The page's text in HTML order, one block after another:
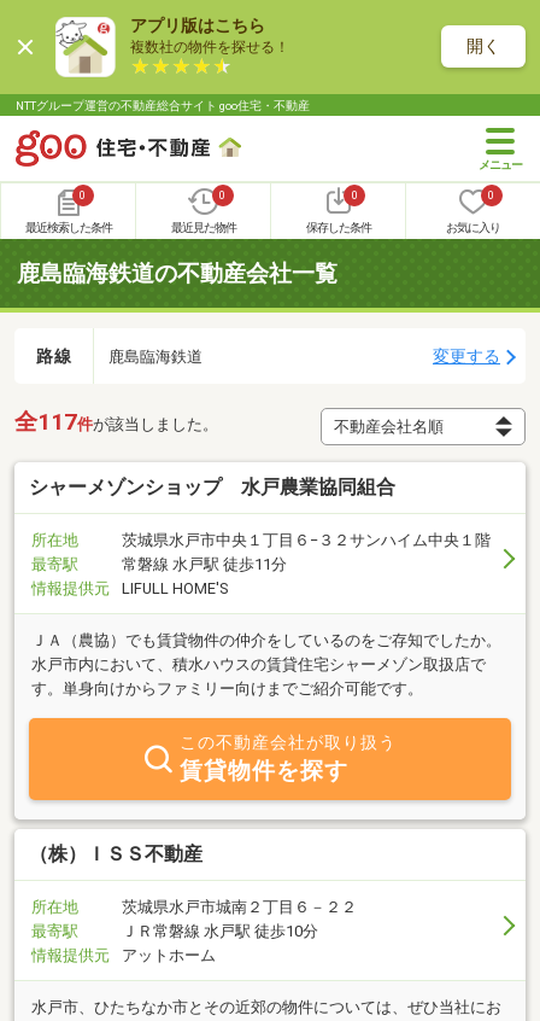
アプリ版はこちら
複数社の物件を探せる！ 開く
NTTグループ運営の不動産総合サイト goo住宅・不動産
0
最近検索した条件
0
最近見た物件
0
保存した条件
0
お気に入り
鹿島臨海鉄道の不動産会社一覧
路線 鹿島臨海鉄道 変更する
全117件が該当しました。
シャーメゾンショップ 水戸農業協同組合
所在地
茨城県水戸市中央１丁目６−３２サンハイム中央１階
最寄駅
常磐線 水戸駅 徒歩11分
情報提供元
LIFULL HOME'S
ＪＡ（農協）でも賃貸物件の仲介をしているのをご存知でしたか。
水戸市内において、積水ハウスの賃貸住宅シャーメゾン取扱店で
す。単身向けからファミリー向けまでご紹介可能です。
この不動産会社が取り扱う
賃貸物件を探す
（株）ＩＳＳ不動産
所在地
茨城県水戸市城南２丁目６－２２
最寄駅
ＪＲ常磐線 水戸駅 徒歩10分
情報提供元
アットホーム
水戸市、ひたちなか市とその近郊の物件については、ぜひ当社にお